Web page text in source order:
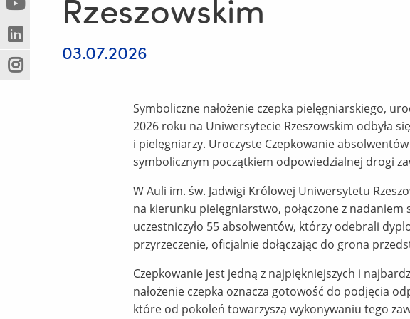
innej
strony)
(Nowe
okno)
(Link
do
innej
strony)
(Nowe
okno)
(Link
do
innej
(Nowe
(Link
Rzeszowskim
03.07.2026
Symboliczne nałożenie czepka pielęgniarskiego,
2026 roku na Uniwersytecie Rzeszowskim odbyła
i pielęgniarzy. Uroczyste Czepkowanie
symbolicznym początkiem odpowiedzialnej drogi
W Auli im. św. Jadwigi Królowej Uniwersytetu
na kierunku pielęgniarstwo, połączone z
uczestniczyło 55 absolwentów, którzy odebrali
przyrzeczenie, oficjalnie dołączając do grona
Czepkowanie jest jedną z najpiękniejszych i
nałożenie czepka oznacza gotowość do podjęcia
które od pokoleń towarzyszą wykonywaniu tego